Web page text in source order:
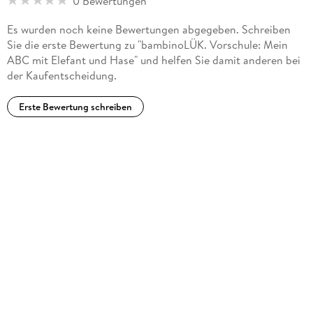
Es wurden noch keine Bewertungen abgegeben. Schreiben
Sie die erste Bewertung zu "bambinoLÜK. Vorschule: Mein
ABC mit Elefant und Hase" und helfen Sie damit anderen bei
der Kaufentscheidung.
Erste Bewertung schreiben